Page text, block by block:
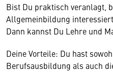
Bist Du praktisch veranlagt,
Allgemeinbildung
Dann kannst Du Lehre und
Deine Vorteile: Du hast
Berufsausbildung als auch